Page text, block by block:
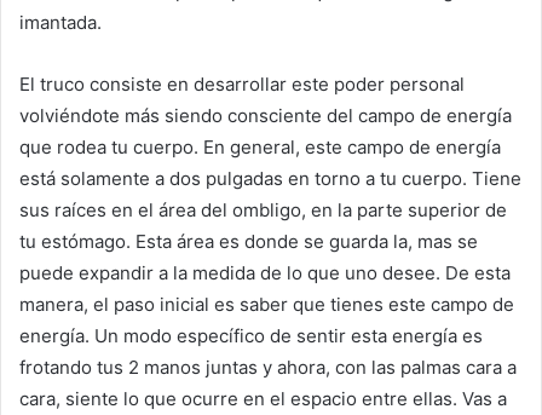
imantada.
El truco consiste en desarrollar este poder personal
volviéndote más siendo consciente del campo de energía
que rodea tu cuerpo. En general, este campo de energía
está solamente a dos pulgadas en torno a tu cuerpo. Tiene
sus raíces en el área del ombligo, en la parte superior de
tu estómago. Esta área es donde se guarda la, mas se
puede expandir a la medida de lo que uno desee. De esta
manera, el paso inicial es saber que tienes este campo de
energía. Un modo específico de sentir esta energía es
frotando tus 2 manos juntas y ahora, con las palmas cara a
cara, siente lo que ocurre en el espacio entre ellas. Vas a